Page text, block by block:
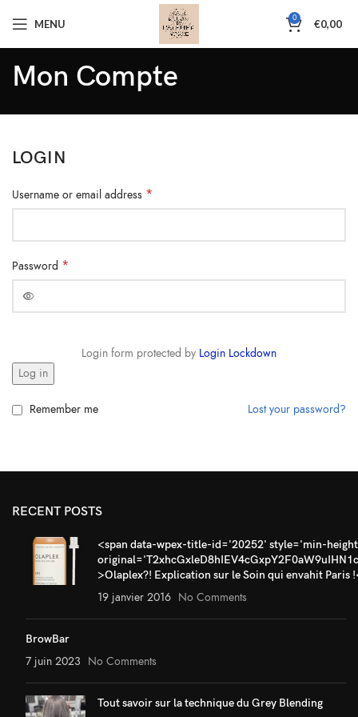
MENU 0 €0,00
Mon Compte
LOGIN
Username or email address *
Password *
Login form protected by Login Lockdown
Log in
Lost your password?
Remember me
RECENT POSTS
<span data-wpex-title-id='20252' style='min-
>Olaplex?! Explication sur le Soin qui envahit Paris
19 janvier 2016 No Comments
BrowBar
7 juin 2023 No Comments
Tout savoir sur la technique du Grey Blending